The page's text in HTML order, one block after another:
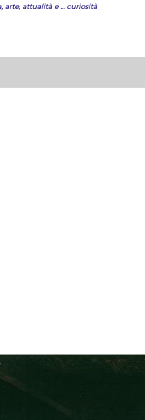
arte, attualità e ... curiosità